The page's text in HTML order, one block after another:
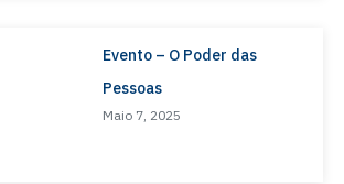
Evento – O Poder das
Pessoas
Maio 7, 2025